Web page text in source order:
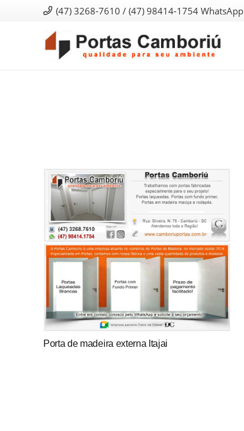
(47) 3268-7610 / (47) 98414-1754 WhatsApp
Porta de madeira externa Itajai